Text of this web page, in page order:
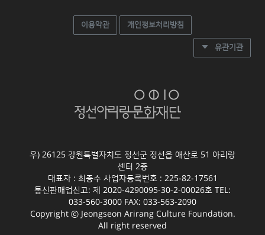
이용약관 개인정보처리방침
유관기관
우) 26125 강원특별자치도 정선군 정선읍 애산로 51 아리랑
센터 2층
대표자 : 최종수 사업자등록번호 : 225-82-17561
통신판매업신고: 제 2020-4290095-30-2-00026호 TEL:
033-560-3000 FAX: 033-563-2090
Copyright ⓒ Jeongseon Arirang Culture Foundation.
All right reserved